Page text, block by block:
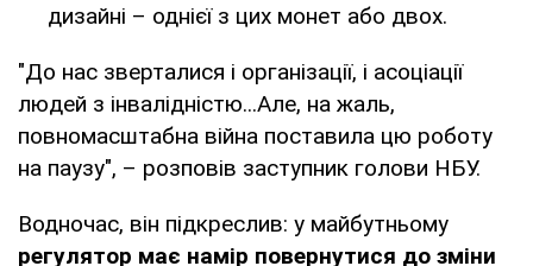
дизайні – однієї з цих монет або двох.
"До нас зверталися і організації, і асоціації
людей з інвалідністю...Але, на жаль,
повномасштабна війна поставила цю роботу
на паузу", – розповів заступник голови НБУ.
Водночас, він підкреслив: у майбутньому
регулятор має намір повернутися до зміни